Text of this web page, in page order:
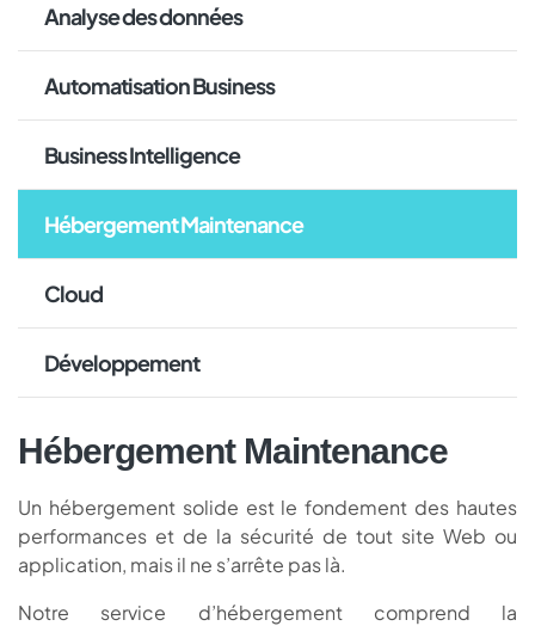
Analyse des données
Automatisation Business
Business Intelligence
Hébergement Maintenance
Cloud
Développement
Hébergement Maintenance
Un hébergement solide est le fondement des hautes
performances et de la sécurité de tout site Web ou
application, mais il ne s’arrête pas là.
Notre service d’hébergement comprend la